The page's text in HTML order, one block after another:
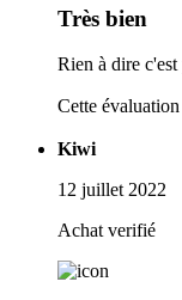
Très bien
Rien à dire
Cette
Kiwi
12 juillet 2022
Achat verifié